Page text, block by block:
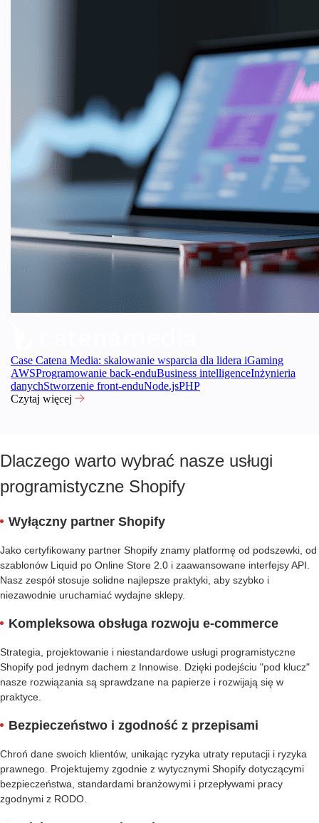
Case Catena Media: skalowanie wsparcia dla lidera iGaming
AWSProgramowanie back-enduBusiness intelligenceInżynieria
danychStworzenie front-enduNode.jsPHP
Czytaj więcej
Dlaczego warto wybrać nasze usługi
programistyczne Shopify
Wyłączny partner Shopify
Jako certyfikowany partner Shopify znamy platformę od podszewki, od
szablonów Liquid po Online Store 2.0 i zaawansowane interfejsy API.
Nasz zespół stosuje solidne najlepsze praktyki, aby szybko i
niezawodnie uruchamiać wydajne sklepy.
Kompleksowa obsługa rozwoju e-commerce
Strategia, projektowanie i niestandardowe usługi programistyczne
Shopify pod jednym dachem z Innowise. Dzięki podejściu "pod klucz"
nasze rozwiązania są sprawdzane na papierze i rozwijają się w
praktyce.
Bezpieczeństwo i zgodność z przepisami
Chroń dane swoich klientów, unikając ryzyka utraty reputacji i ryzyka
prawnego. Projektujemy zgodnie z wytycznymi Shopify dotyczącymi
bezpieczeństwa, standardami branżowymi i przepływami pracy
zgodnymi z RODO.